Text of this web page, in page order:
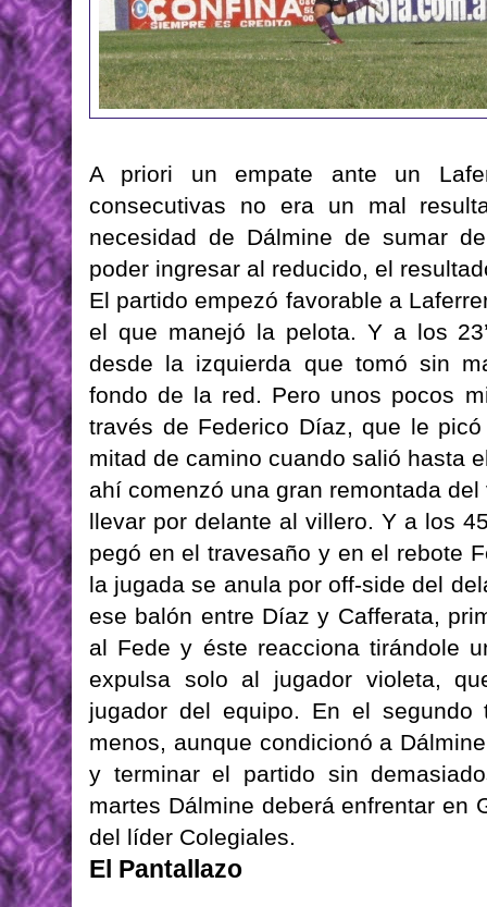
A priori un empate ante un
consecutivas no era un mal
necesidad de Dálmine de sumar
poder ingresar al reducido, el
El partido empezó favorable a
el que manejó la pelota. Y a los
desde la izquierda que tomó sin
fondo de la red. Pero unos pocos
través de Federico Díaz, que le
mitad de camino cuando salió hasta
ahí comenzó una gran remontada
llevar por delante al villero. Y a los
pegó en el travesaño y en el rebote
la jugada se anula por off-side del
ese balón entre Díaz y Cafferata,
al Fede y éste reacciona tirándole
expulsa solo al jugador violeta,
jugador del equipo. En el
menos, aunque condicionó a
y terminar el partido sin
martes Dálmine deberá enfrentar en
del líder Colegiales.
El Pantallazo